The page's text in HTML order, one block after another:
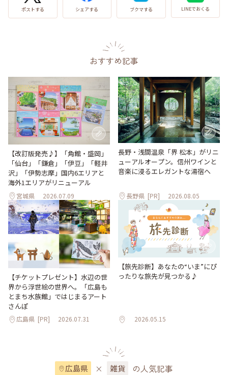
ポストする シェアする ブクマする LINEでおくる
おすすめ記事
【改訂版発売♪】「角館・盛岡」
「仙台」「鎌倉」「伊豆」「軽井
沢」「伊勢志摩」国内6エリアと
海外1エリアがリニューアル
宮城県 2026.07.09
長野・浅間温泉「界 松本」がリニ
ューアルオープン。信州ワインと
音楽に浸るエレガントな湯宿へ
長野県 [PR] 2026.08.05
【チケットプレゼント】水辺の世
界から浮世絵の世界へ。「広島も
とまち水族館」ではじまるアート
さんぽ
広島県 [PR] 2026.07.31
【旅先診断】あなたの“いま”にぴ
ったりな旅先が見つかる♪
2026.05.15
広島県 × 雑貨 の人気記事